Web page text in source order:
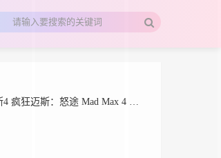
：怒途 Mad Max 4 Fury Road